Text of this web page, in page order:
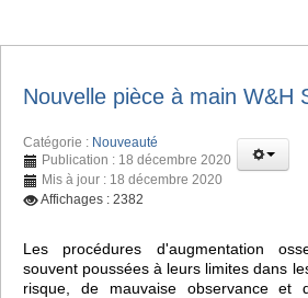
Nouvelle pièce à main W&H
Catégorie : Nouveauté
Publication : 18 décembre 2020
Mis à jour : 18 décembre 2020
Affichages : 2382
Les procédures d'augmentation
souvent poussées à leurs limites dans
risque, de mauvaise observance et